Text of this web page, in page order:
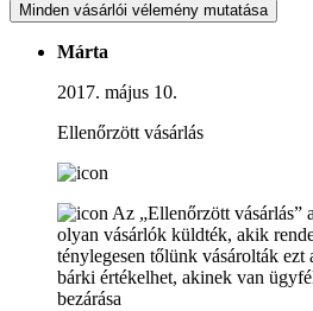
Minden vásárlói vélemény mutatása
Márta
2017. május 10.
Ellenőrzött vásárlás
Az „Ellenőrzött vásárlás”
olyan vásárlók küldték, akik
ténylegesen tőlünk vásárolták ezt
bárki értékelhet, akinek van
bezárása